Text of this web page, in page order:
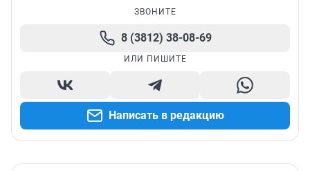
ЗВОНИТЕ
8 (3812) 38-08-69
ИЛИ ПИШИТЕ
Написать в редакцию